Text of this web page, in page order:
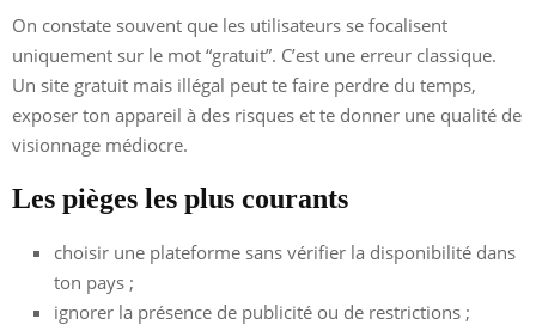
On constate souvent que les utilisateurs se focalisent
uniquement sur le mot “gratuit”. C’est une erreur classique.
Un site gratuit mais illégal peut te faire perdre du temps,
exposer ton appareil à des risques et te donner une qualité de
visionnage médiocre.
Les pièges les plus courants
choisir une plateforme sans vérifier la disponibilité dans
ton pays ;
ignorer la présence de publicité ou de restrictions ;